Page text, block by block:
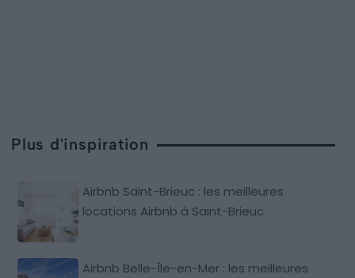
Plus d'inspiration
Airbnb Saint-Brieuc : les meilleures
locations Airbnb à Saint-Brieuc
Airbnb Belle-Île-en-Mer : les meilleures